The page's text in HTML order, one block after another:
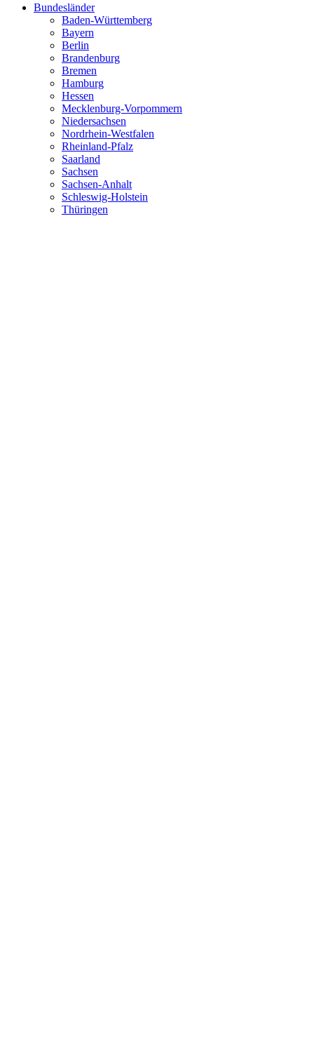
Bundesländer
Baden-Württemberg
Bayern
Berlin
Brandenburg
Bremen
Hamburg
Hessen
Mecklenburg-Vorpommern
Niedersachsen
Nordrhein-Westfalen
Rheinland-Pfalz
Saarland
Sachsen
Sachsen-Anhalt
Schleswig-Holstein
Thüringen